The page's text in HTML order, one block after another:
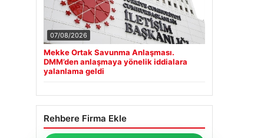
07/08/2026
Mekke Ortak Savunma Anlaşması.
DMM’den anlaşmaya yönelik iddialara
yalanlama geldi
Rehbere Firma Ekle